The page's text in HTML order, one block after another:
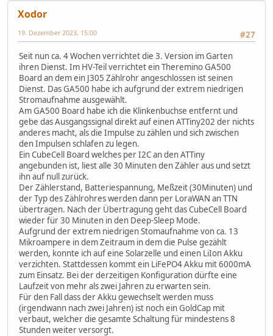
Xodor
#27
19. Dezember 2023, 15:00
Seit nun ca. 4 Wochen verrichtet die 3. Version im Garten
ihren Dienst. Im HV-Teil verrichtet ein Theremino GA500
Board an dem ein J305 Zählrohr angeschlossen ist seinen
Dienst. Das GA500 habe ich aufgrund der extrem niedrigen
Stromaufnahme ausgewählt.
Am GA500 Board habe ich die Klinkenbuchse entfernt und
gebe das Ausgangssignal direkt auf einen ATTiny202 der nichts
anderes macht, als die Impulse zu zählen und sich zwischen
den Impulsen schlafen zu legen.
Ein CubeCell Board welches per I2C an den ATTiny
angebunden ist, liest alle 30 Minuten den Zähler aus und setzt
ihn auf null zurück.
Der Zählerstand, Batteriespannung, Meßzeit (30Minuten) und
der Typ des Zählrohres werden dann per LoraWAN an TTN
übertragen. Nach der Übertragung geht das CubeCell Board
wieder für 30 Minuten in den Deep-Sleep Mode.
Aufgrund der extrem niedrigen Stomaufnahme von ca. 13
Mikroampere in dem Zeitraum in dem die Pulse gezählt
werden, konnte ich auf eine Solarzelle und einen LiIon Akku
verzichten. Stattdessen kommt ein LiFePO4 Akku mit 6000mA
zum Einsatz. Bei der derzeitigen Konfiguration dürfte eine
Laufzeit von mehr als zwei Jahren zu erwarten sein.
Für den Fall dass der Akku gewechselt werden muss
(irgendwann nach zwei Jahren) ist noch ein GoldCap mit
verbaut, welcher die gesamte Schaltung für mindestens 8
Stunden weiter versorgt.